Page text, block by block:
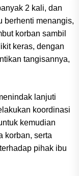
2 kali, dan
berhenti menangis,
korban sambil
keras, dengan
tangisannya,
lanjuti
koordinasi
kemudian
korban, serta
pihak ibu